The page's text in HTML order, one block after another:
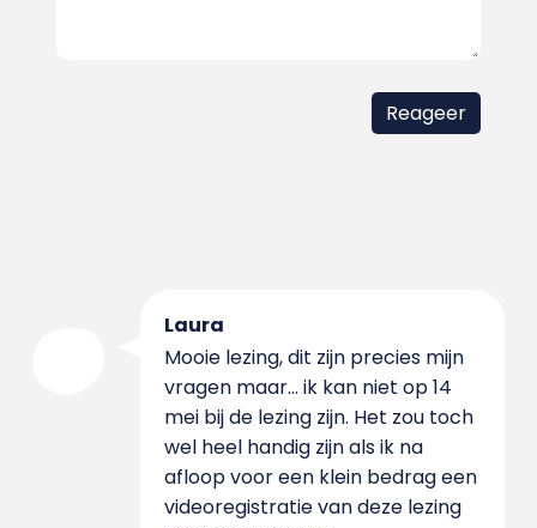
Laura
Mooie lezing, dit zijn precies mijn
vragen maar... ik kan niet op 14
mei bij de lezing zijn. Het zou toch
wel heel handig zijn als ik na
afloop voor een klein bedrag een
videoregistratie van deze lezing